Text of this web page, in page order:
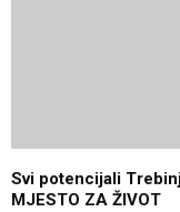
Svi potencijali
MJESTO ZA ŽIVOT